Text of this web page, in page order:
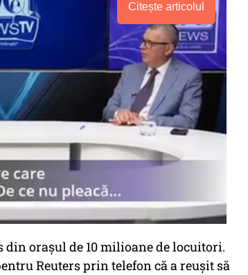
Citește articolul
din orașul de 10 milioane de locuitori.
Reuters prin telefon că a reușit să